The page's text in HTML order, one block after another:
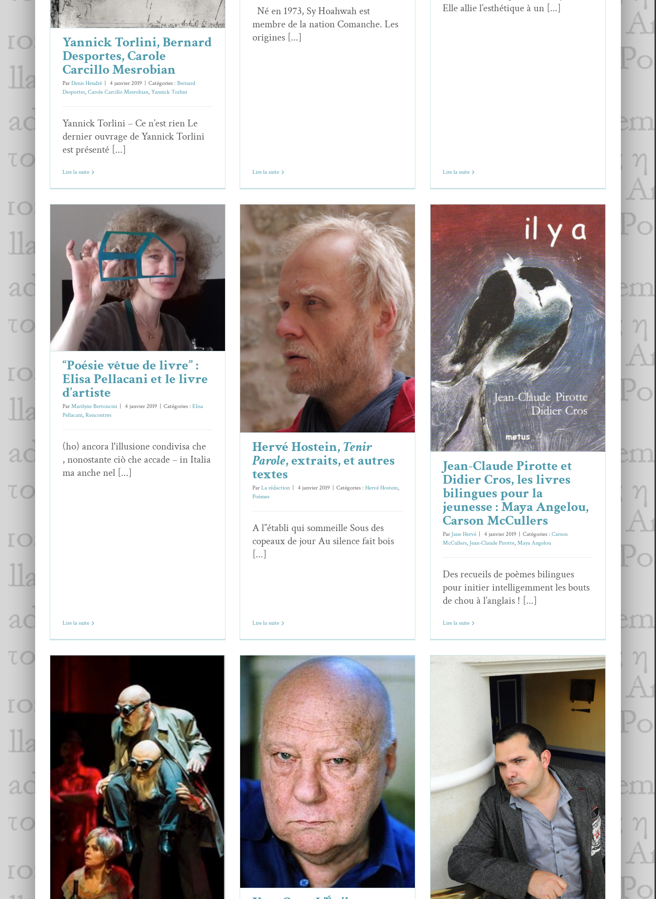
Yannick Torlini, Bernard
Desportes, Carole
Carcillo Mesrobian
ParDenis Heudré 4 janvier 2019 Catégories : Bernard
Desportes, Carole Carcillo Mesrobian, Yannick Torlini
Yannick Torlini – Ce n’est rien Le
dernier ouvrage de Yannick Torlini
est présenté [...]
Lire la suite
Né en 1973, Sy Hoahwah est
membre de la nation Comanche. Les
origines [...]
Lire la suite
Elle allie l’esthétique à un [...]
Lire la suite
“Poésie vêtue de livre” : Elisa
Pellacani et le livre d’artiste
Elisa Pellacani Rencontres
“Poésie vêtue de livre” :
Elisa Pellacani et le livre
d’artiste
ParMarilyne Bertoncini 4 janvier 2019 Catégories : Elisa
Pellacani, Rencontres
(ho) ancora l'illusione condivisa che
, nonostante ciò che accade – in Italia
ma anche nel [...]
Lire la suite
Hervé Hostein, Tenir Parole , extraits,
et autres textes
Hervé Hostein Poèmes
Hervé Hostein,Tenir
Parole, extraits, et autres
textes
ParLa rédaction 4 janvier 2019 Catégories : Hervé Hostein,
Poèmes
A l’’établi qui sommeille Sous des
copeaux de jour Au silence fait bois
[...]
Lire la suite
Jean-Claude Pirotte et Didier Cros,
les livres bilingues pour la jeunesse :
Maya Angelou, Carson McCullers
Carson McCullers Jean-Claude Pirotte Maya Angelou
Jean-Claude Pirotte et
Didier Cros, les livres
bilingues pour la
jeunesse : Maya Angelou,
Carson McCullers
Par Jane Hervé | 4 janvier 2019 | Catégories : Carson
McCullers, Jean-Claude Pirotte, Maya Angelou
Des recueils de poèmes bilingues
pour initier intelligemment les bouts
de chou à l’anglais ! [...]
Lire la suite
YVES GASC, SOURCIER DE LUI-
MÊME
Essais & Chroniques Yves Gasc
Yves Gasc,L’Étoileet autres poèmes
Poèmes Yves Gasc
William Navarrete ‑poèmes suivis
de considérations sur l’auto-
traduction
Essais & Chroniques